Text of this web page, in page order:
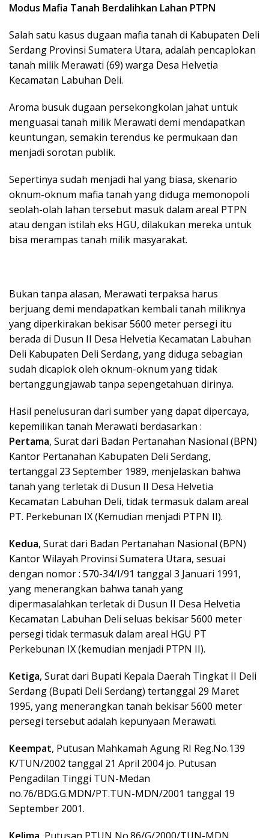
Modus Mafia Tanah Berdalihkan Lahan PTPN
Salah satu kasus dugaan mafia tanah di Kabupaten Deli
Serdang Provinsi Sumatera Utara, adalah pencaplokan
tanah milik Merawati (69) warga Desa Helvetia
Kecamatan Labuhan Deli.
Aroma busuk dugaan persekongkolan jahat untuk
menguasai tanah milik Merawati demi mendapatkan
keuntungan, semakin terendus ke permukaan dan
menjadi sorotan publik.
Sepertinya sudah menjadi hal yang biasa, skenario
oknum-oknum mafia tanah yang diduga memonopoli
seolah-olah lahan tersebut masuk dalam areal PTPN
atau dengan istilah eks HGU, dilakukan mereka untuk
bisa merampas tanah milik masyarakat.
Bukan tanpa alasan, Merawati terpaksa harus
berjuang demi mendapatkan kembali tanah miliknya
yang diperkirakan bekisar 5600 meter persegi itu
berada di Dusun II Desa Helvetia Kecamatan Labuhan
Deli Kabupaten Deli Serdang, yang diduga sebagian
sudah dicaplok oleh oknum-oknum yang tidak
bertanggungjawab tanpa sepengetahuan dirinya.
Hasil penelusuran dari sumber yang dapat dipercaya,
kepemilikan tanah Merawati berdasarkan :
Pertama, Surat dari Badan Pertanahan Nasional (BPN)
Kantor Pertanahan Kabupaten Deli Serdang,
tertanggal 23 September 1989, menjelaskan bahwa
tanah yang terletak di Dusun II Desa Helvetia
Kecamatan Labuhan Deli, tidak termasuk dalam areal
PT. Perkebunan IX (Kemudian menjadi PTPN II).
Kedua, Surat dari Badan Pertanahan Nasional (BPN)
Kantor Wilayah Provinsi Sumatera Utara, sesuai
dengan nomor : 570-34/I/91 tanggal 3 Januari 1991,
yang menerangkan bahwa tanah yang
dipermasalahkan terletak di Dusun II Desa Helvetia
Kecamatan Labuhan Deli seluas bekisar 5600 meter
persegi tidak termasuk dalam areal HGU PT
Perkebunan IX (kemudian menjadi PTPN II).
Ketiga, Surat dari Bupati Kepala Daerah Tingkat II Deli
Serdang (Bupati Deli Serdang) tertanggal 29 Maret
1995, yang menerangkan tanah bekisar 5600 meter
persegi tersebut adalah kepunyaan Merawati.
Keempat, Putusan Mahkamah Agung RI Reg.No.139
K/TUN/2002 tanggal 21 April 2004 jo. Putusan
Pengadilan Tinggi TUN-Medan
no.76/BDG.G.MDN/PT.TUN-MDN/2001 tanggal 19
September 2001.